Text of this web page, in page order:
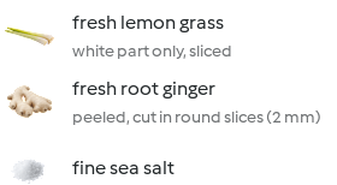
fresh lemon grass
white part only, sliced
fresh root ginger
peeled, cut in round slices (2 mm)
fine sea salt